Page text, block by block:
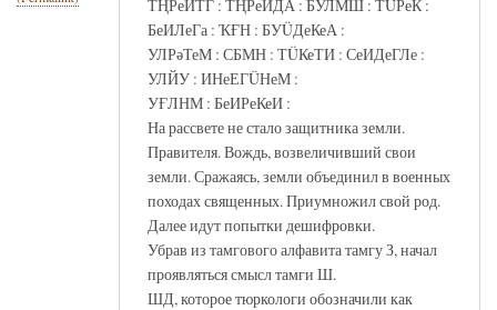
ТҢРеИТГ : ТҢРеИДА : БУЛМШ : ТÜРеК :
БеИЛеГа : ҠҒН : БУÜДеКеА :
УЛРәТеМ : СБМН : ТÜКеТИ : СеИДеГЛе :
УЛЙУ : ИНеЕГÜНеМ :
УҒЛНМ : БеИРеКеИ :
На рассвете не стало защитника земли.
Правителя. Вождь, возвеличивший свои
земли. Сражаясь, земли объединил в военных
походах священных. Приумножил свой род.
Далее идут попытки дешифровки.
Убрав из тамгового алфавита тамгу З, начал
проявляться смысл тамги Ш.
ШД, которое тюркологи обозначили как